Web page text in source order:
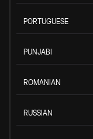
PORTUGUESE
PUNJABI
ROMANIAN
RUSSIAN